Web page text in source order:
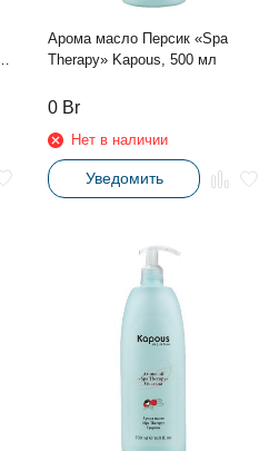
Арома масло Персик «Spa
Therapy» Kapous, 500 мл
0 Br
Нет в наличии
Уведомить